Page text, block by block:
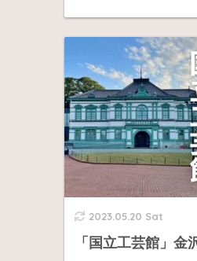
2023.05.20 Sat
「国立工芸館」金